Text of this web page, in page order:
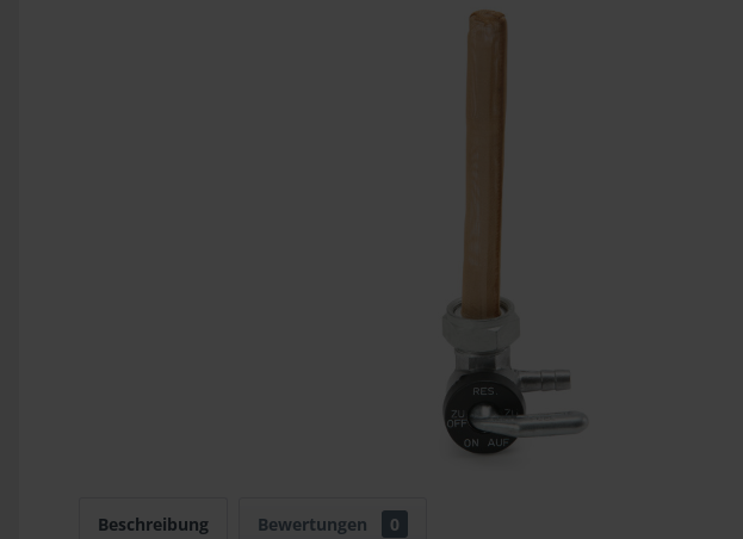
Beschreibung Bewertungen 0